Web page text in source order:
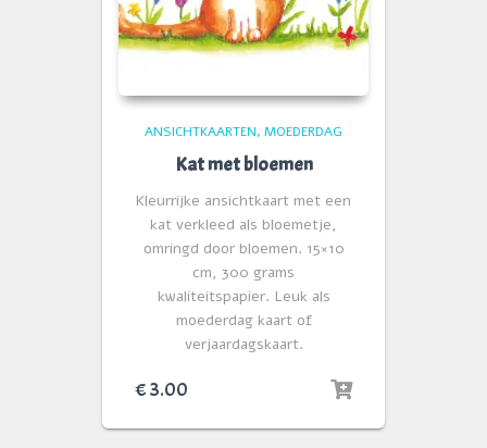
ANSICHTKAARTEN MOEDERDAG
Kat met bloemen
Kleurrijke ansichtkaart met een
kat verkleed als bloemetje,
omringd door bloemen. 15×10
cm, 300 grams
kwaliteitspapier. Leuk als
moederdag kaart of
verjaardagskaart.
€3.00